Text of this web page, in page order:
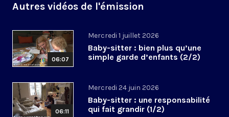
Autres vidéos de l'émission
06:07
Mercredi 1 juillet 2026
Baby-sitter : bien plus qu’une
simple garde d’enfants (2/2)
06:11
Mercredi 24 juin 2026
Baby-sitter : une responsabilité
qui fait grandir (1/2)